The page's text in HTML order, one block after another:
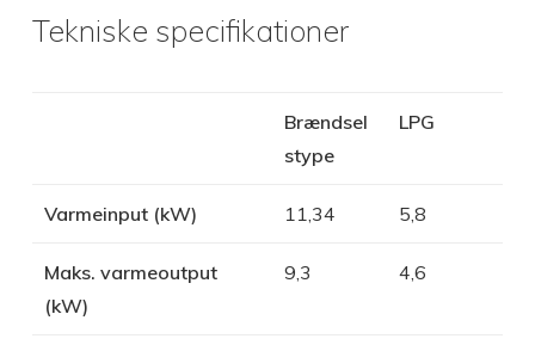
Tekniske specifikationer
Brændsel
stype
LPG
Varmeinput (kW) 11,34 5,8
Maks. varmeoutput
(kW)
9,3 4,6